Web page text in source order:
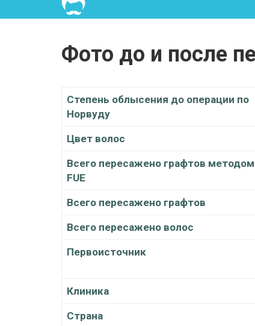
Фото до и после
Степень облысения до операции по
Норвуду
Цвет волос
Всего пересажено графтов методом
FUE
Всего пересажено графтов
Всего пересажено волос
Первоисточник
Клиника
Страна